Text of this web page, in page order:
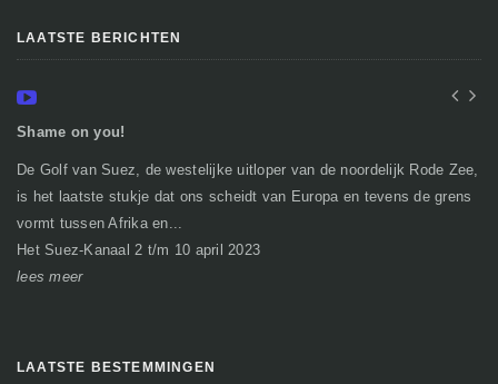
LAATSTE BERICHTEN
Shame on you!
De Golf van Suez, de westelijke uitloper van de noordelijk Rode Zee,
is het laatste stukje dat ons scheidt van Europa en tevens de grens
vormt tussen Afrika en...
Het Suez-Kanaal 2 t/m 10 april 2023
lees meer
LAATSTE BESTEMMINGEN